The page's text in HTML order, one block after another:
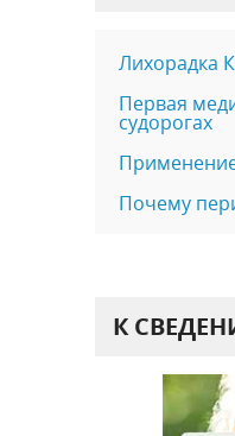
Лихорадка
Первая
судорогах
Почему
К